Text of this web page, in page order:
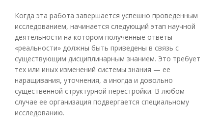
Когда эта работа завершается успешно проведенным
исследованием, начинается следующий этап научной
деятельности на котором полученные ответы
«реальности» должны быть приведены в связь с
существующим дисциплинарным знанием. Это требует
тех или иных изменений системы знания — ее
наращивания, уточнения, а иногда и довольно
существенной структурной перестройки. В любом
случае ее организация подвергается специальному
исследованию.